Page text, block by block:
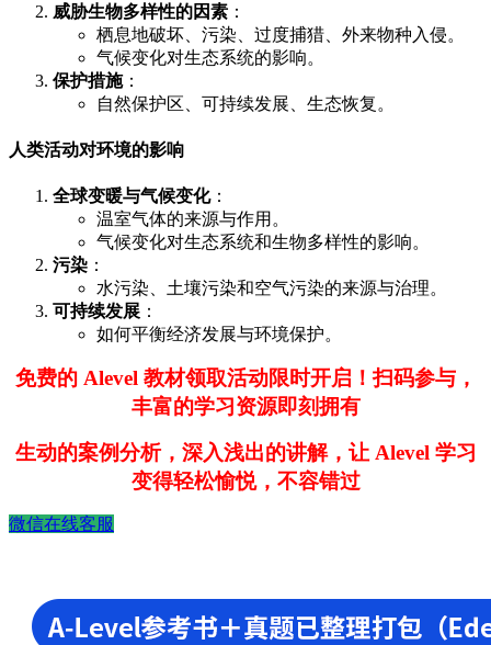
威胁生物多样性的因素 ：
栖息地破坏、污染、过度捕猎、外来物种入侵。
气候变化对生态系统的影响。
保护措施：
自然保护区、可持续发展、生态恢复。
人类活动对环境的影响
全球变暖与气候变化：
温室气体的来源与作用。
气候变化对生态系统和生物多样性的影响。
污染 ：
水污染、土壤污染和空气污染的来源与治理。
可持续发展 ：
如何平衡经济发展与环境保护。
免费的 Alevel 教材领取活动限时开启！扫码参与，
丰富的学习资源即刻拥有
生动的案例分析，深入浅出的讲解，让 Alevel 学习
变得轻松愉悦，不容错过
微信在线客服